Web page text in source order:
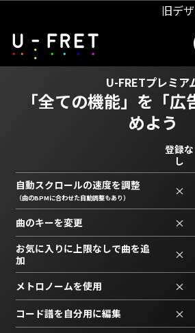
旧デ
U-FRETプレミア
「全ての機能」を 「
めよう
登録な
し
自動スクロールの速度を調整
（曲のBPMに合わせた自動調整もあり） ×
曲のキーを変更 ×
お気に入りに上限なしで曲を追
加
×
メトロノームを使用 ×
コード譜を自分用に編集 ×